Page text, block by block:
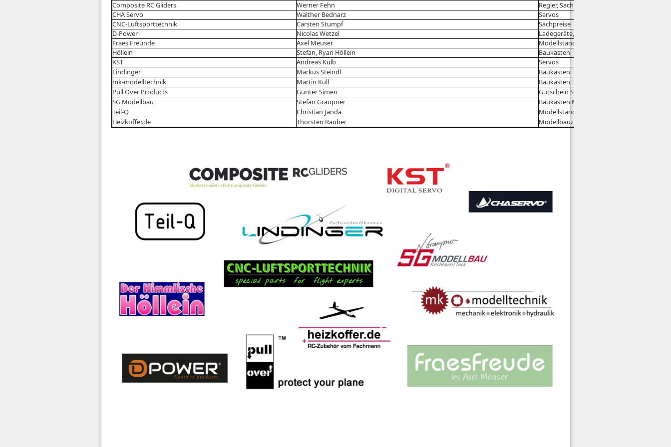
Composite RC Gliders Werner Fehn
Regler, Sachpreise
CHA Servo
Walther Bednarz
Servos
CNC-Luftsporttechnik
Carsten Stumpf
Sachpreise
D-Power
Nicolas Wetzel
Ladegeräte, Baukästen
Fraes Freunde
Axel Meuser
Modellständer, Brillen
Höllein
Stefan, Ryan Höllein
Baukasten
KST
Andreas Kulb
Servos
Lindinger
Markus Steindl
Baukästen
mk-modelltechnik
Martin Kull
Baukasten, Sachpreise
Pull Over Products
Günter Simen
Gutschein Schutztaschenset
SG Modellbau
Stefan Graupner
Baukasten Mosquito
Teil-Q
Christian Janda
Modellständer, Brillen
Heizkoffer.de
Thorsten Rauber Modellbauzubehör, Kreuzgurt